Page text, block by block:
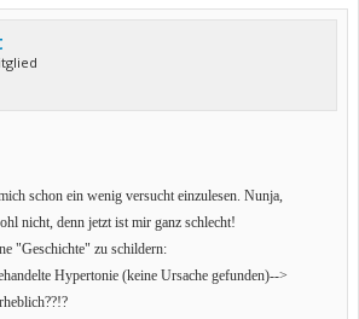
schon ein wenig versucht einzulesen. Nunja,
nicht, denn jetzt ist mir ganz schlecht!
"Geschichte" zu schildern:
Hypertonie (keine Ursache gefunden)-->